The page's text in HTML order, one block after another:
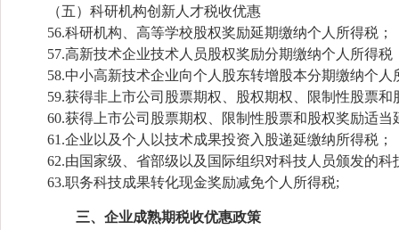
（五）科研机构创新人才税收优惠
56.科研机构、高等学校股权奖励延期缴纳个人所得税；
57.高新技术企业技术人员股权奖励分期缴纳个人所得税
58.中小高新技术企业向个人股东转增股本分期缴纳个人
59.获得非上市公司股票期权、股权期权、限制性股票和
60.获得上市公司股票期权、限制性股票和股权奖励适当
61.企业以及个人以技术成果投资入股递延缴纳所得税；
62.由国家级、省部级以及国际组织对科技人员颁发的科
63.职务科技成果转化现金奖励减免个人所得税;
三、企业成熟期税收优惠政策